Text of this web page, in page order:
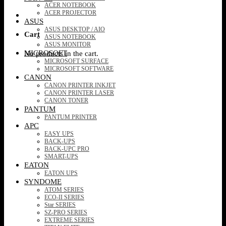
Cart
No products in the cart.
ACER NOTEBOOK
ACER PROJECTOR
ASUS
ASUS DESKTOP / AIO
ASUS NOTEBOOK
ASUS MONITOR
MICROSOFT
MICROSOFT SURFACE
MICROSOFT SOFTWARE
CANON
CANON PRINTER INKJET
CANON PRINTER LASER
CANON TONER
PANTUM
PANTUM PRINTER
APC
EASY UPS
BACK-UPS
BACK-UPC PRO
SMART-UPS
EATON
EATON UPS
SYNDOME
ATOM SERIES
ECO-II SERIES
Star SERIES
SZ-PRO SERIES
EXTREME SERIES